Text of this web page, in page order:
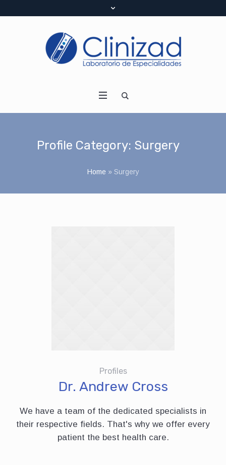
Profile Category: Surgery
Home» Surgery
Profiles
Dr. Andrew Cross
We have a team of the dedicated specialists in
their respective fields. That's why we offer every
patient the best health care.